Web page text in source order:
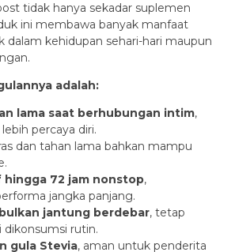
tidak hanya sekadar suplemen
ini membawa banyak manfaat
dalam kehidupan sehari-hari maupun
adalah:
lama saat berhubungan intim,
percaya diri.
dan tahan lama bahkan mampu
hingga 72 jam nonstop,
jangka panjang.
jantung berdebar, tetap
dikonsumsi rutin.
gula Stevia, aman untuk penderita